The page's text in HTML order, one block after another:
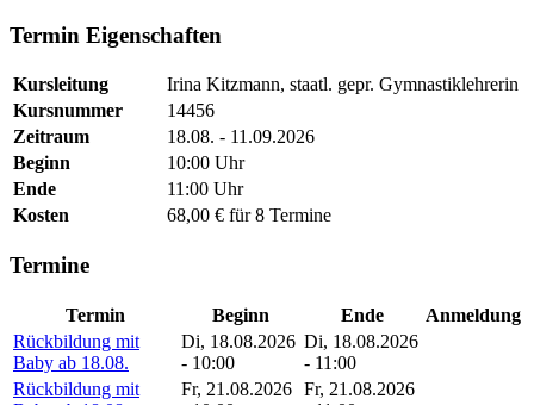
Termin Eigenschaften
Kursleitung
Irina Kitzmann, staatl. gepr. Gymnastiklehrerin
Kursnummer
14456
Zeitraum
18.08. - 11.09.2026
Beginn
10:00 Uhr
Ende
11:00 Uhr
Kosten
68,00 € für 8 Termine
Termine
Termin Beginn Ende
Anmeldung
Rückbildung mit
Baby ab 18.08.
Di, 18.08.2026
- 10:00
Di, 18.08.2026
- 11:00
Rückbildung mit
Fr, 21.08.2026 Fr, 21.08.2026